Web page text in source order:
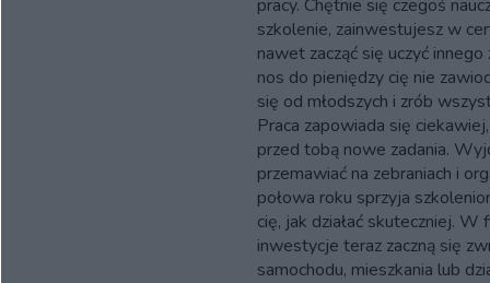
pracy. Chętnie się czegoś
szkolenie, zainwestujesz w
nawet zacząć się uczyć
nos do pieniędzy cię nie
się od młodszych i zrób
Praca zapowiada się
przed tobą nowe zadania.
przemawiać na zebraniach i
połowa roku sprzyja
cię, jak działać skuteczniej.
inwestycje teraz zaczną się
samochodu, mieszkania lub